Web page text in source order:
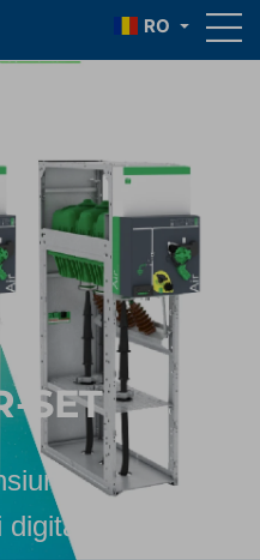
RO
SET